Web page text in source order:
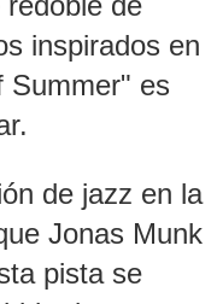
inspirados en
Summer" es
de jazz en la
Jonas Munk
pista se